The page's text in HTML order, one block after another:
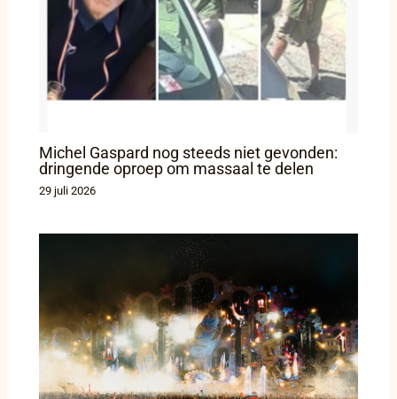
Michel Gaspard nog steeds niet gevonden:
dringende oproep om massaal te delen
29 juli 2026